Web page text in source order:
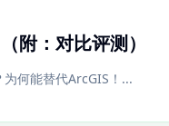
附：对比评测）
何能替代ArcGIS！...